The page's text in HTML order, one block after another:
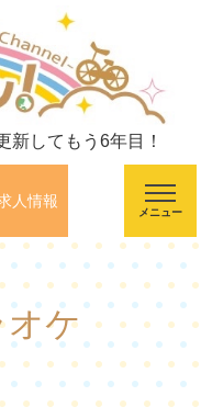
新してもう6年目！
人情報
メニュー
ケ